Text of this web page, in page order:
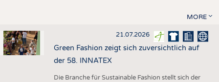
MORE
21.07.2026
Green Fashion zeigt sich zuversichtlich auf
der 58. INNATEX
Die Branche für Sustainable Fashion stellt sich der